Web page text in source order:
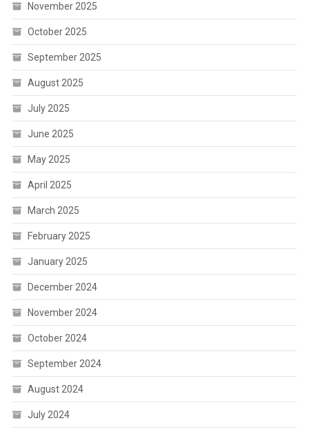
November 2025
October 2025
September 2025
August 2025
July 2025
June 2025
May 2025
April 2025
March 2025
February 2025
January 2025
December 2024
November 2024
October 2024
September 2024
August 2024
July 2024